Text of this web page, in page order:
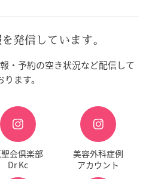
発信しています。
・予約の空き状況など配信して
ります。
会倶楽部
Dr Kc
美容外科症例
アカウント